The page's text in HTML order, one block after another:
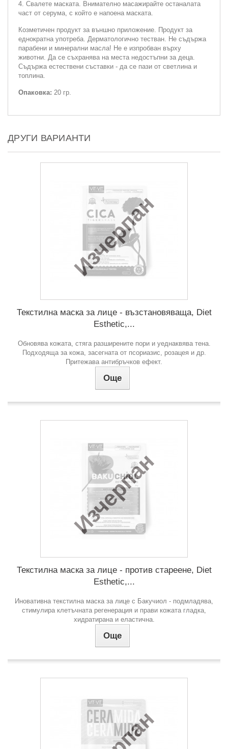
4. Свалете маската. Внимателно масажирайте останалата
част от серума, с който е напоена маската.
Козметичен продукт за външно приложение. Продукт за
еднократна употреба. Дерматологично тестван. Не съдържа
парабени и минерални масла! Не е изпробван върху
животни. Да се съхранява на места недостъпни за деца.
Съдържа естествени съставки - да се пази от светлина и
топлина.
Опаковка: 20 гр.
ДРУГИ ВАРИАНТИ
Изчерпан
Текстилна маска за лице - възстановяваща, Diet
Esthetic,...
Обновява кожата, стяга разширените пори и уеднаквява тена.
Подходяща за кожа, засегната от псориазис, розацея и др.
Притежава антибръчков ефект.
Още
Изчерпан
Текстилна маска за лице - против стареене, Diet
Esthetic,...
Иновативна текстилна маска за лице с Бакучиол - подмладява,
стимулира клетъчната регенерация и прави кожата гладка,
хидратирана и еластична.
Още